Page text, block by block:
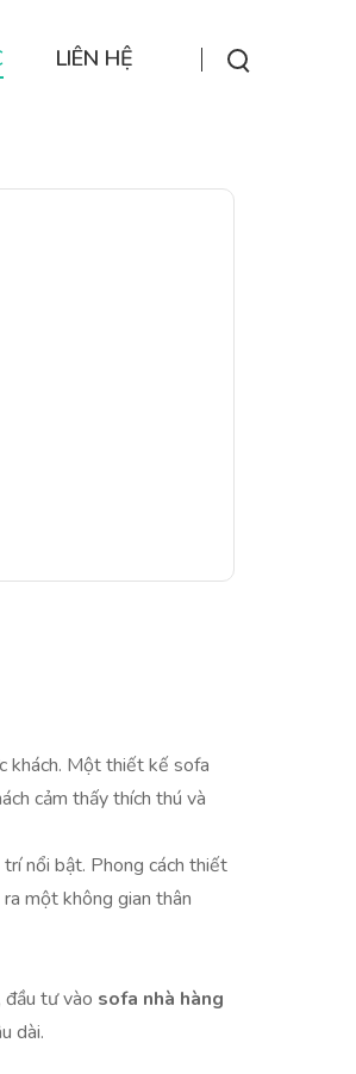
LIÊN HỆ
khách. Một thiết kế sofa
cảm thấy thích thú và
nổi bật. Phong cách thiết
một không gian thân
đầu tư vào sofa nhà hàng
dài.